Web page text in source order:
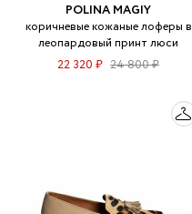
POLINA MAGIY
коричневые кожаные лоферы в
леопардовый принт люси
22 320 ₽ 24 800 ₽